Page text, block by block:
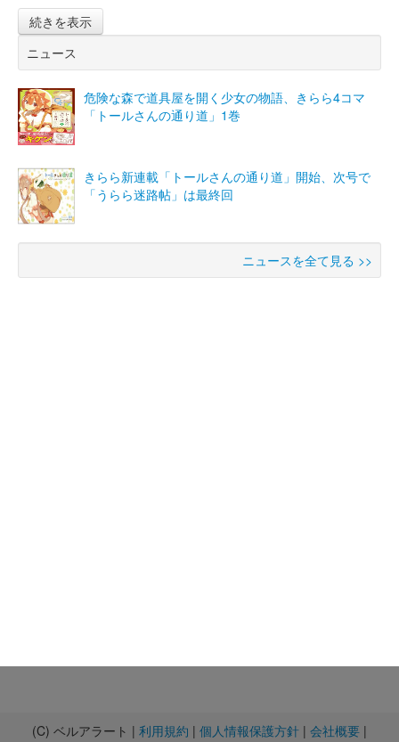
続きを表示
ニュース
危険な森で道具屋を開く少女の物語、きらら4コマ
「トールさんの通り道」1巻
きらら新連載「トールさんの通り道」開始、次号で
「うらら迷路帖」は最終回
ニュースを全て見る >>
(C) ベルアラート | 利用規約 | 個人情報保護方針 | 会社概要 |